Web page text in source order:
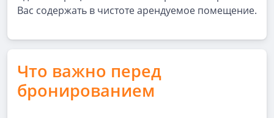
Вас содержать в чистоте арендуемое помещение.
Что важно перед
бронированием